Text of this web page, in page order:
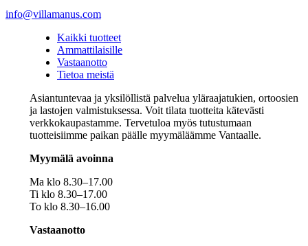
info@villamanus.com
Kaikki tuotteet
Ammattilaisille
Vastaanotto
Tietoa meistä
Asiantuntevaa ja yksilöllistä palvelua yläraajatukien, ortoosien
ja lastojen valmistuksessa. Voit tilata tuotteita kätevästi
verkkokaupastamme. Tervetuloa myös tutustumaan
tuotteisiimme paikan päälle myymäläämme Vantaalle.
Myymälä avoinna
Ma klo 8.30–17.00
Ti klo 8.30–17.00
To klo 8.30–16.00
Vastaanotto